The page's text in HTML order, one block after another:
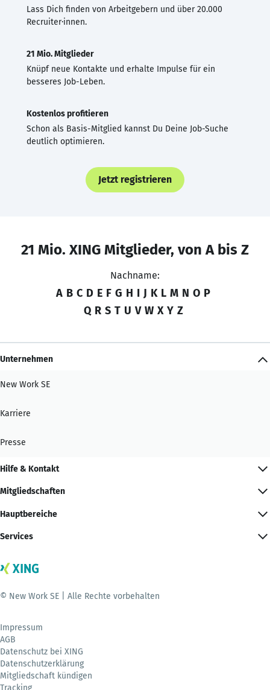
Lass Dich finden von Arbeitgebern und über 20.000
Recruiter·innen.
21 Mio. Mitglieder
Knüpf neue Kontakte und erhalte Impulse für ein
besseres Job-Leben.
Kostenlos profitieren
Schon als Basis-Mitglied kannst Du Deine Job-Suche
deutlich optimieren.
Jetzt registrieren
21 Mio. XING Mitglieder, von A bis Z
Nachname:
A B C D E F G H I J K L M N O P
Q R S T U V W X Y Z
Unternehmen
New Work SE
Karriere
Presse
Hilfe & Kontakt
Mitgliedschaften
Hauptbereiche
Services
© New Work SE | Alle Rechte vorbehalten
Impressum
AGB
Datenschutz bei XING
Datenschutzerklärung
Mitgliedschaft kündigen
Tracking